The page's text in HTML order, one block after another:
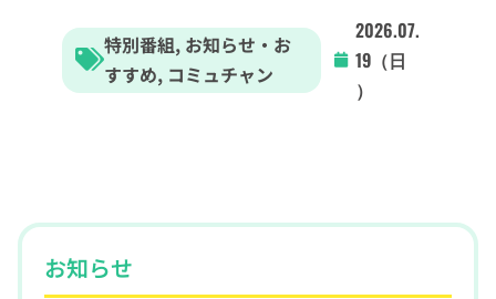
特別番組, お知らせ・お
すすめ, コミュチャン
2026.07.
19（日
）
お知らせ